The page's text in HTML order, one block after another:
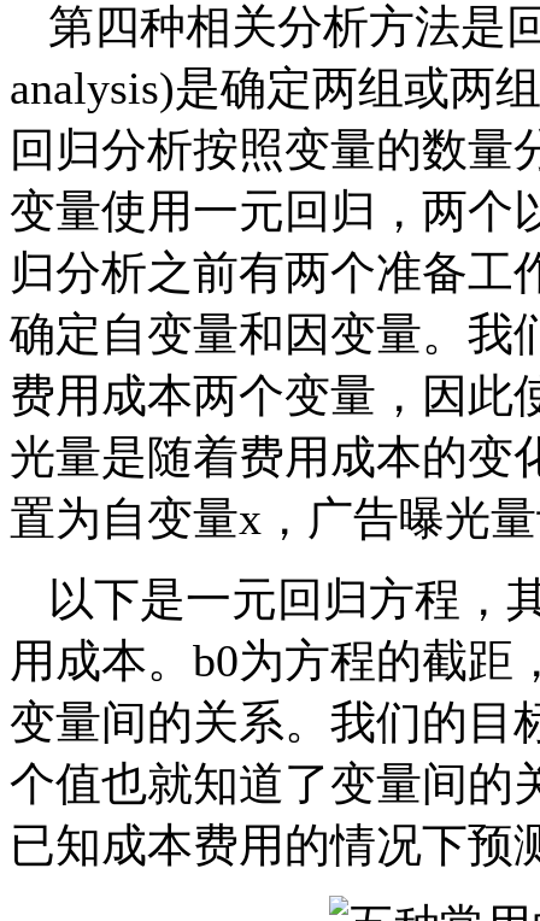
第四种相关分析方法是
analysis)是确定两组或两
回归分析按照变量的数量
变量使用一元回归，两个
归分析之前有两个准备工
确定自变量和因变量。我
费用成本两个变量，因此
光量是随着费用成本的变
置为自变量x，广告曝光
以下是一元回归方程，
用成本。b0为方程的截距
变量间的关系。我们的目
个值也就知道了变量间的
已知成本费用的情况下预